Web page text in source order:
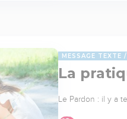
MESSAGE TEXTE
La
Le Pardon : il y a